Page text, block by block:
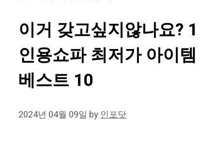
이거 갖고싶지않나요? 1
인용쇼파 최저가 아이템
베스트 10
2024년 04월 09일 by인포닷